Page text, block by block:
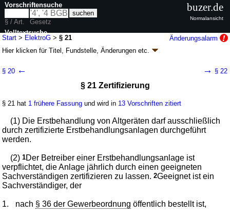
Start > ElektroG >§ 21
Änderungsalarm
Hier klicken fürTitel, Fundstelle, Änderungen etc.
(ElektroG)
BGBl. I S. 1739( Nr. 40); zuletzt geändert durch
Geltung ab 24.10.2015; FNA: 2129-59 Umweltschutz
wird in 72 Vorschriften zitiert
Abschnitt 4 Behandlungs- und Verwertungspflichten,
§ 20 ← → § 22
§ 21 Zertifizierung
§ 21 hat 1 frühere Fassung und wird in 13 Vorschriften zitiert
(1) Die Erstbehandlung von Altgeräten darf ausschließlich
durch zertifizierte Erstbehandlungsanlagen durchgeführt
werden.
(2)1Der Betreiber einer Erstbehandlungsanlage ist
verpflichtet, die Anlage jährlich durch einen geeigneten
Sachverständigen zertifizieren zu lassen.2Geeignet ist ein
Sachverständiger, der
1. nach § 36 der Gewerbeordnung öffentlich bestellt ist,
Vorschriftensuche
§ / Art.
Gesetz
Volltextsuche
nur in ElektroG
buzer.de
Normalansicht